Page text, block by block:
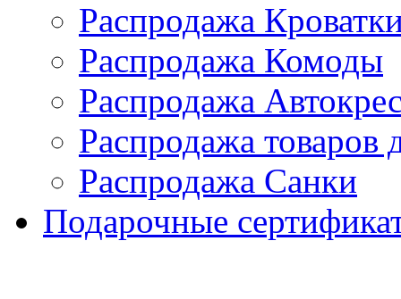
Распродажа
Распродажа Комоды
Распродажа
Распродажа
Распродажа Санки
Подарочные